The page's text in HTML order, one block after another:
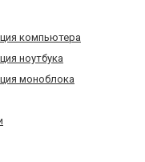
компьютера
ноутбука
моноблока